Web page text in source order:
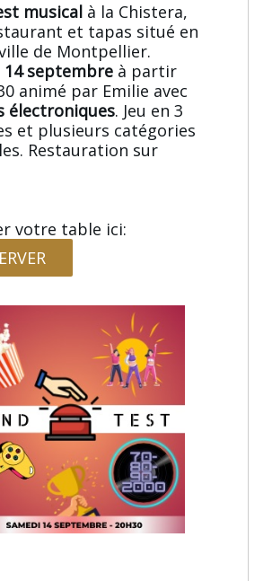
musical à la Chistera,
et tapas situé en
de Montpellier.
14 septembre à partir
animé par Emilie avec
électroniques. Jeu en 3
et plusieurs catégories
Restauration sur
votre table ici: